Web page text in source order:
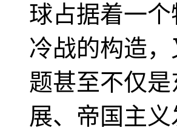
球占据着一
冷战的构造
题甚至不仅
展、帝国主